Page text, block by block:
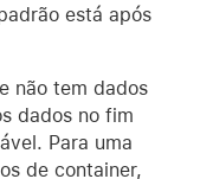
está após
não tem dados
dados no fim
Para uma
de container,